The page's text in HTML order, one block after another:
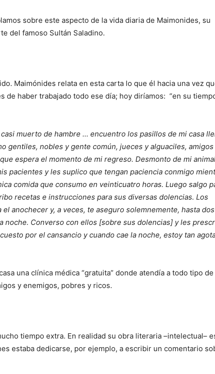
sobre este aspecto de la vida diaria de Maimonides, su
del famoso Sultán Saladino.
Maimónides relata en esta carta lo que él hacia una vez
de haber trabajado todo ese día; hoy diríamos: “en su
muerto de hambre … encuentro los pasillos de mi casa
gentiles, nobles y gente común, jueces y alguaciles, amigos
espera el momento de mi regreso. Desmonto de mi
pacientes y les suplico que tengan paciencia conmigo
comida que consumo en veinticuatro horas. Luego salgo
recetas e instrucciones para sus diversas dolencias. Los
anochecer y, a veces, te aseguro solemnemente, hasta dos
noche. Converso con ellos [sobre sus dolencias] y les
por el cansancio y cuando cae la noche, estoy tan
una clínica médica “gratuita” donde atendía a todo tipo de
y enemigos, pobres y ricos.
tiempo extra. En realidad su obra literaria –intelectual–
estaba dedicarse, por ejemplo, a escribir un comentario